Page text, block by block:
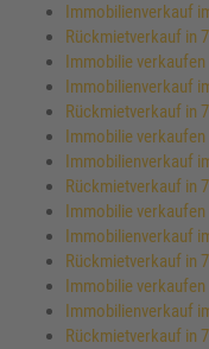
Immobilienverkauf
Rückmietverkauf in
Immobilie
Immobilienverkauf
Rückmietverkauf in
Immobilie
Immobilienverkauf
Rückmietverkauf in
Immobilie
Immobilienverkauf
Rückmietverkauf in
Immobilie
Immobilienverkauf
Rückmietverkauf in